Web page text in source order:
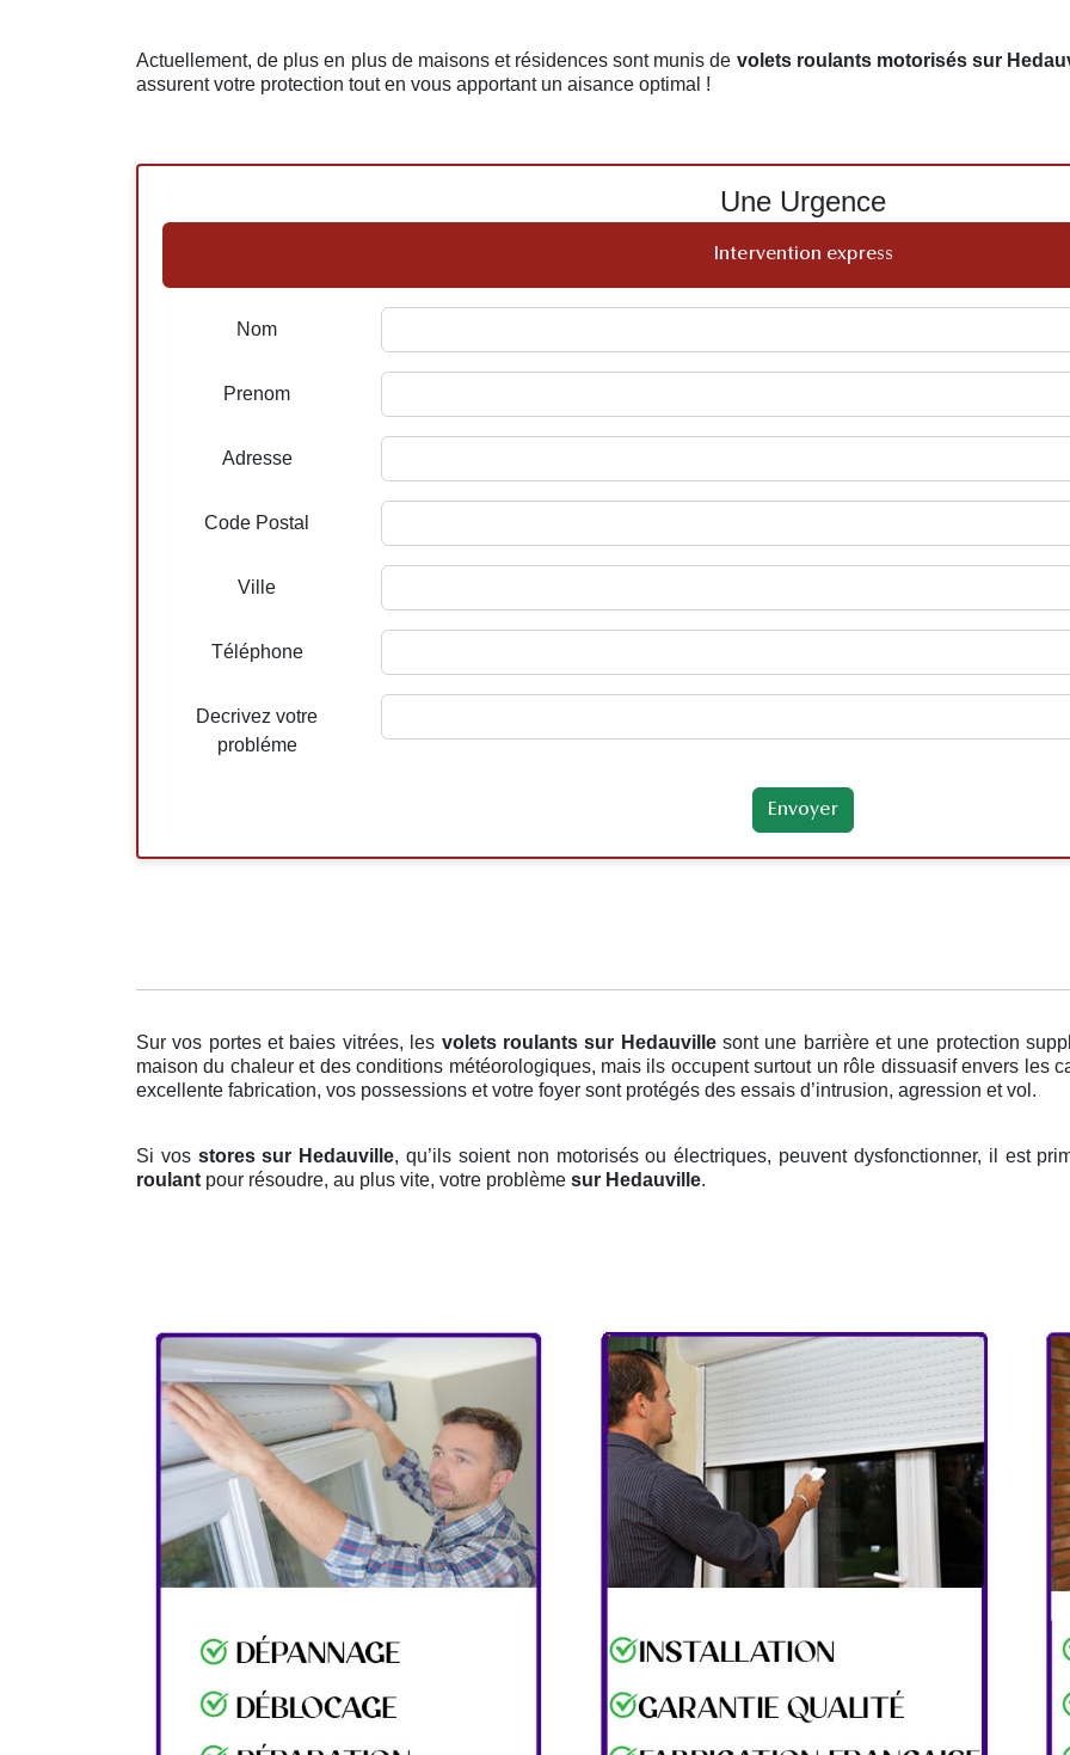
Actuellement, de plus en plus de maisons et résidences sont munis de volets roulants motorisés sur
assurent votre protection tout en vous apportant un aisance optimal !
Une Urgence
Intervention express
Nom
Prenom
Adresse
Code Postal
Ville
Téléphone
Decrivez votre
probléme
Sur vos portes et baies vitrées, les volets roulants sur Hedauvillesont une barrière et une protection
maison du chaleur et des conditions météorologiques, mais ils occupent surtout un rôle dissuasif envers les
excellente fabrication, vos possessions et votre foyer sont protégés des essais d’intrusion, agression et vol.
Si vos stores sur Hedauville, qu’ils soient non motorisés ou électriques, peuvent dysfonctionner, il est
roulant pour résoudre, au plus vite, votre problème sur Hedauville.